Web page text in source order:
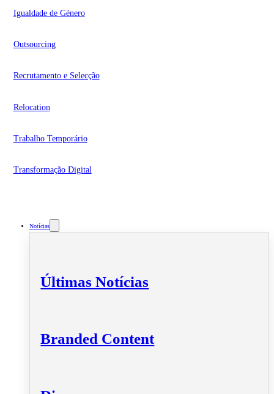
Igualdade de Género
Outsourcing
Recrutamento e Selecção
Relocation
Trabalho Temporário
Transformação Digital
Notícias
Últimas Notícias
Branded Content